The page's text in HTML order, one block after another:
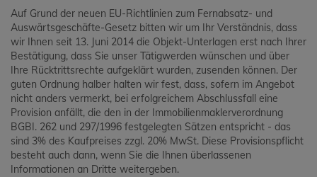
Auf Grund der neuen EU-Richtlinien zum Fernabsatz- und
Auswärtsgeschäfte-Gesetz bitten wir um Ihr Verständnis, dass
wir Ihnen seit 13. Juni 2014 die Objekt-Unterlagen erst nach Ihrer
Bestätigung, dass Sie unser Tätigwerden wünschen und über
Ihre Rücktrittsrechte aufgeklärt wurden, zusenden können. Der
guten Ordnung halber halten wir fest, dass, sofern im Angebot
nicht anders vermerkt, bei erfolgreichem Abschlussfall eine
Provision anfällt, die den in der Immobilienmaklerverordnung
BGBI. 262 und 297/1996 festgelegten Sätzen entspricht - das
sind 3% des Kaufpreises zzgl. 20% MwSt. Diese Provisionspflicht
besteht auch dann, wenn Sie die Ihnen überlassenen
Informationen an Dritte weitergeben.